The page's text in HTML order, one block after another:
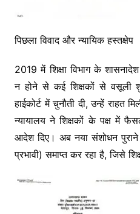
पिछला विवाद और न्यायिक हस्तक्षेप
2019 में शिक्षा विभाग के
न होने से कई शिक्षकों से वसूली
हाईकोर्ट में चुनौती दी, उन्हें राहत
न्यायालय ने शिक्षकों के पक्ष में
आदेश दिए। अब नया संशोधन पुराने
प्रभावी) समाप्त कर रहा है, जिसे